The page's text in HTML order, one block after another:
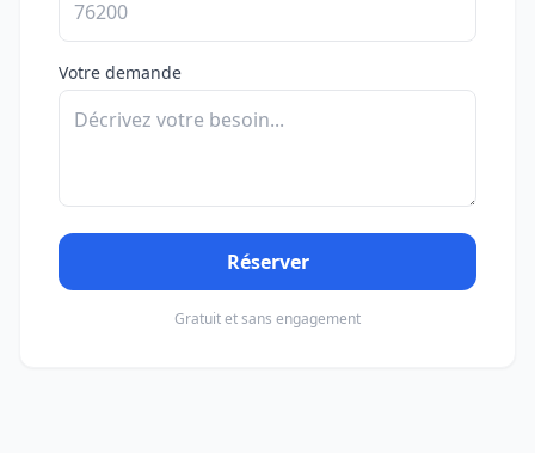
Votre demande
Réserver
Gratuit et sans engagement